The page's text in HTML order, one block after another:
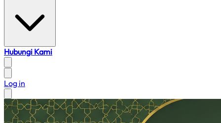
Hubungi Kami
Log in